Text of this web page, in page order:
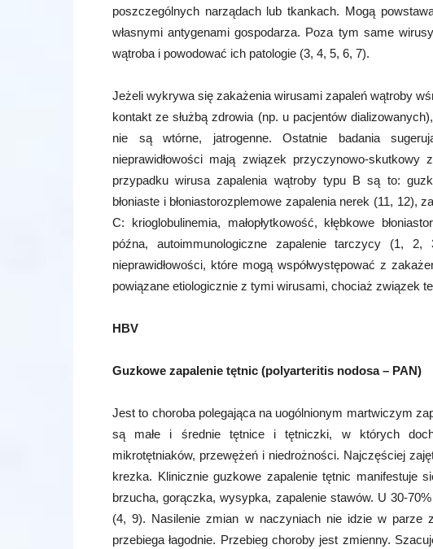
poszczególnych narządach lub tkankach. Mogą
własnymi antygenami gospodarza. Poza tym same
wątroba i powodować ich patologie (3, 4, 5, 6, 7).
Jeżeli wykrywa się zakażenia wirusami zapaleń wątroby
kontakt ze służbą zdrowia (np. u pacjentów
nie są wtórne, jatrogenne. Ostatnie badania
nieprawidłowości mają związek przyczynowo-
przypadku wirusa zapalenia wątroby typu B są to:
błoniaste i błoniastorozplemowe zapalenia nerek (11, 12),
C: krioglobulinemia, małopłytkowość, kłębkowe
późna, autoimmunologiczne zapalenie tarczycy (1,
nieprawidłowości, które mogą współwystępować z
powiązane etiologicznie z tymi wirusami, chociaż związek
HBV
Guzkowe zapalenie tętnic (polyarteritis nodosa – PAN)
Jest to choroba polegająca na uogólnionym martwiczym
są małe i średnie tętnice i tętniczki, w których
mikrotętniaków, przewężeń i niedrożności. Najczęściej
krezka. Klinicznie guzkowe zapalenie tętnic manifestuje
brzucha, gorączka, wysypka, zapalenie stawów. U 30-
(4, 9). Nasilenie zmian w naczyniach nie idzie w parze
przebiega łagodnie. Przebieg choroby jest zmienny.